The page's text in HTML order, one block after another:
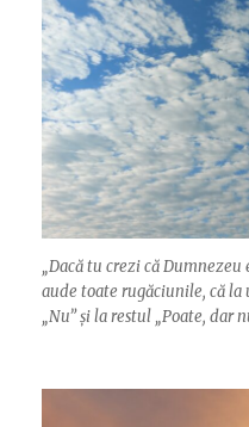
„Dacă tu crezi că
aude toate rugăciunile, că la
„Nu” și la restul „Poate, dar